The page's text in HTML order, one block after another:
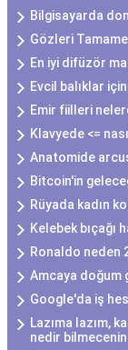
Bilgisayarda
Gözleri
En iyi difüzör
Evcil balıklar
Emir fiilleri
Klavyede <=
Anatomide
Bitcoin'in
Rüyada kadın
Kelebek bıçağı
Ronaldo neden
Amcaya doğum
Google'da iş
Lazıma lazım,
nedir